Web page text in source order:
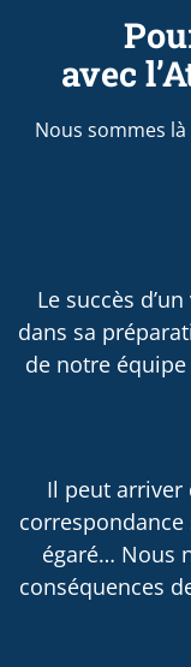
avec
Nous sommes
Le succès
dans sa
de notre
Il peut arriver
correspondance
égaré… Nous
conséquences